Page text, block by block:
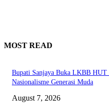
MOST READ
Bupati Sanjaya Buka LKBB
Nasionalisme Generasi Muda
August 7, 2026